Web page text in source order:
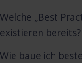
Welche „Best
existieren bereits?
Wie baue ich